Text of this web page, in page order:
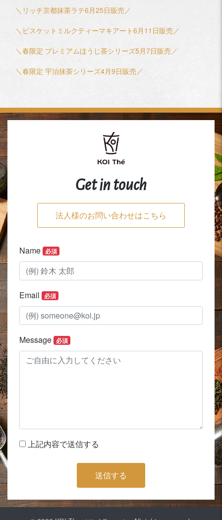
ン
ク
＼リッチ京都抹茶ラテ6月25日販売／
＼ビスケットミルクティーマキアート6月11日販売／
＼春限定 プレミアムほうじ茶シリーズ5月7日販売／
＼春限定 宇治抹茶シリーズ4月9日販売／
Get in touch
法人様のお問い合わせはこちら
Name 必須
Email 必須
Message 必須
上記内容で送信する